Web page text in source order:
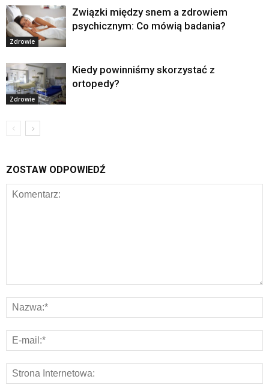
Zdrowie
Związki między snem a zdrowiem
psychicznym: Co mówią badania?
Zdrowie
Kiedy powinniśmy skorzystać z
ortopedy?
ZOSTAW ODPOWIEDŹ